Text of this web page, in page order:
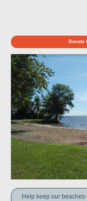
Donate
Help keep our